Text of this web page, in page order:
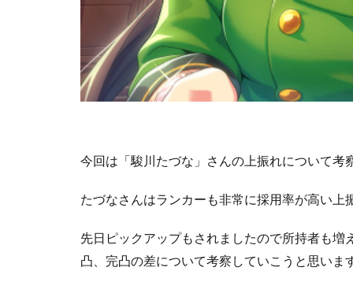
今回は「駿川たづな」さんの上振れについて考
たづなさんはランカーも非常に採用率が高い上
先日ピックアップもされましたので所持者も
凸、完凸の差について考察していこうと思いま